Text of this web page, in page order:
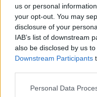
us or personal
your opt-out. You may
disclosure of your
IAB’s list of downstream
also be disclosed by us
Downstream Participants
Personal Data
El vannak tévedve
csak így hajlandók
milyen elvárásaik
A diákok által
továbbra is a
kritikus gondolkodás